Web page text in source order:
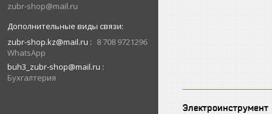
zubr-shop@mail.ru
zubr-shop.kz@mail.ru
8 708 9721296
WhatsApp
buh3_zubr-shop@mail.ru
Бухгалтерия
Электроинструмент